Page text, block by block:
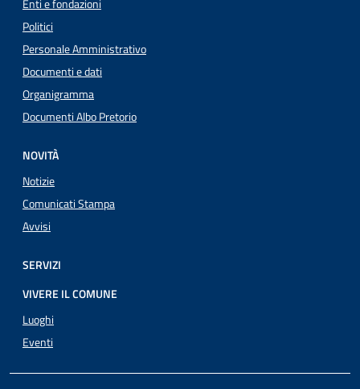
Enti e fondazioni
Politici
Personale Amministrativo
Documenti e dati
Organigramma
Documenti Albo Pretorio
NOVITÀ
Notizie
Comunicati Stampa
Avvisi
SERVIZI
VIVERE IL COMUNE
Luoghi
Eventi